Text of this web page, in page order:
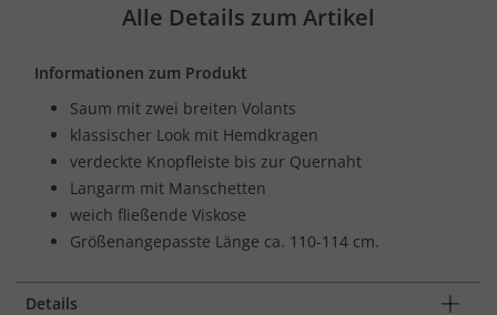
Alle Details zum Artikel
Informationen zum Produkt
Saum mit zwei breiten Volants
klassischer Look mit Hemdkragen
verdeckte Knopfleiste bis zur Quernaht
Langarm mit Manschetten
weich fließende Viskose
Größenangepasste Länge ca. 110-114 cm.
Details